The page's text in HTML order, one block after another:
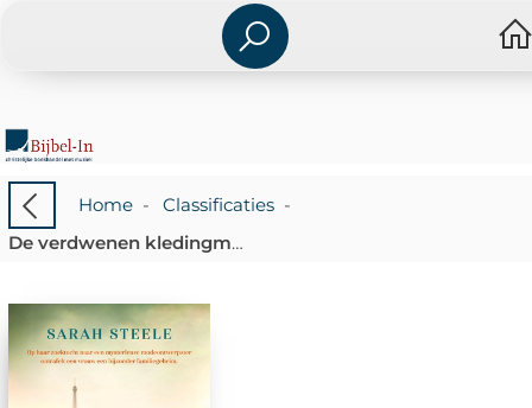
Home- Classificaties-
De verdwenen kledingmaakster